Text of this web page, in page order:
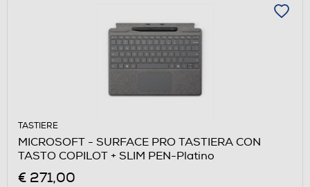
TASTIERE
MICROSOFT - SURFACE PRO TASTIERA CON
TASTO COPILOT + SLIM PEN-Platino
€ 271,00